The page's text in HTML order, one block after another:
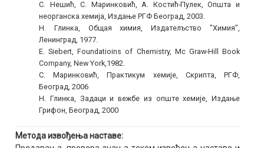
С. Нешић, С. Маринковић, А. Костић-Пулек, Општа и
неорганска хемија, Издање РГФ Београд, 2003.
Н. Глинка, Общая химия, Издателъство "Химия",
Ленинград, 1977.
E. Siebert, Foundatioins of Chemistry, Mc Graw-Hill Book
Company, New York,1982.
С. Маринковић, Практикум хемије, Скрипта, РГФ,
Београд, 2006
Н. Глинка, Задаци и вежбе из опште хемије, Издање
Грифон, Београд, 2000
Метода извођења наставе: